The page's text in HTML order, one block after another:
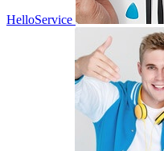
HelloService